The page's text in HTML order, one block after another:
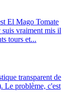
El Mago Tomate
vraiment mis il
tours et...
transparent de
Le problème, c'est